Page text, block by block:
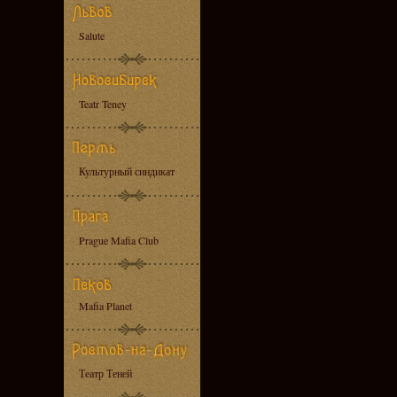
Salute
Teatr Teney
Культурный синдикат
Prague Mafia Club
Mafia Planet
Театр Теней